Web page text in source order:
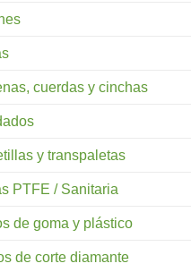
cuerdas y cinchas
y transpaletas
PTFE / Sanitaria
de goma y plástico
de corte diamante